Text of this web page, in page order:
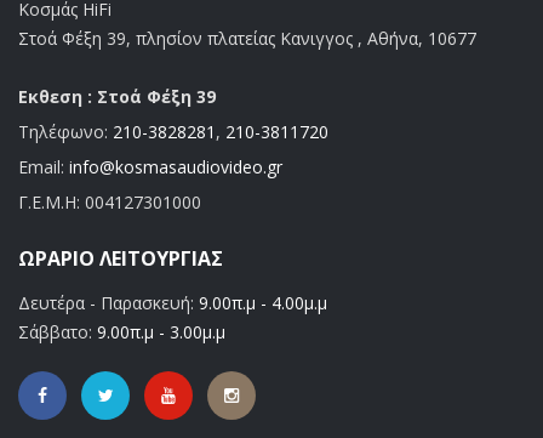
Κοσμάς HiFi
Στοά Φέξη 39, πλησίον πλατείας Κανιγγος , Αθήνα, 10677
Εκθεση : Στοά Φέξη 39
Τηλέφωνο: 210-3828281 , 210-3811720
Email: info@kosmasaudiovideo.gr
Γ.Ε.Μ.Η: 004127301000
ΩΡΆΡΙΟ ΛΕΙΤΟΥΡΓΊΑΣ
Δευτέρα - Παρασκευή: 9.00π.μ - 4.00μ.μ
Σάββατο: 9.00π.μ - 3.00μ.μ